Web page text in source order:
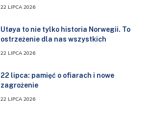
22 LIPCA 2026
Utøya to nie tylko historia Norwegii. To
ostrzeżenie dla nas wszystkich
22 LIPCA 2026
22 lipca: pamięć o ofiarach i nowe
zagrożenie
22 LIPCA 2026